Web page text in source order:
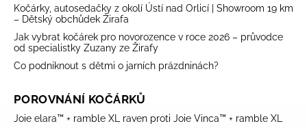
Kočárky, autosedačky z okolí Ústí nad Orlicí | Showroom 19 km
– Dětský obchůdek Žirafa
Jak vybrat kočárek pro novorozence v roce 2026 – průvodce
od specialistky Zuzany ze Žirafy
Co podniknout s dětmi o jarních prázdninách?
POROVNÁNÍ KOČÁRKŮ
Joie elara™ + ramble XL raven proti Joie Vinca™ + ramble XL